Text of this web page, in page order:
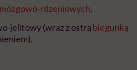
rdzeniowych,
jelitowy (wraz z ostrą biegunką